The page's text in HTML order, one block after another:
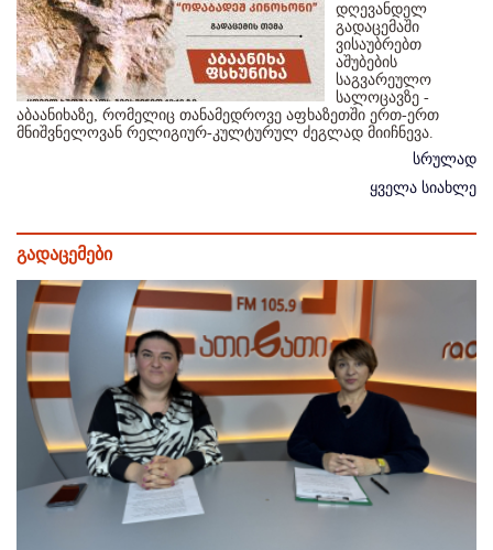
დღევანდელ
გადაცემაში
ვისაუბრებთ
აშუბების
საგვარეულო
სალოცავზე -
აბაანიხაზე, რომელიც თანამედროვე აფხაზეთში ერთ-ერთ
მნიშვნელოვან რელიგიურ-კულტურულ ძეგლად მიიჩნევა.
სრულად
ყველა სიახლე
გადაცემები